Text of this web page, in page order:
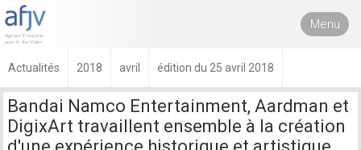
Menu
Actualités 2018 avril édition du 25 avril 2018
Bandai Namco Entertainment, Aardman et
DigixArt travaillent ensemble à la création